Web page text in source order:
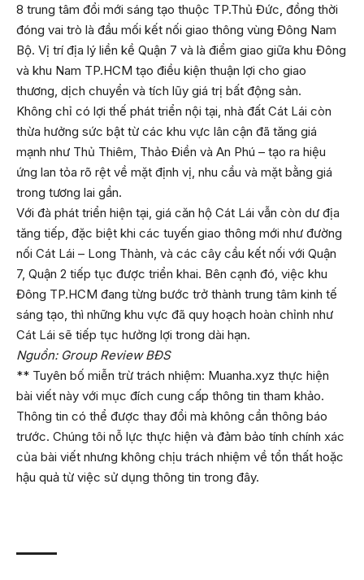
8 trung tâm đổi mới sáng tạo thuộc TP.Thủ Đức, đồng thời
đóng vai trò là đầu mối kết nối giao thông vùng Đông Nam
Bộ. Vị trí địa lý liền kề Quận 7 và là điểm giao giữa khu Đông
và khu Nam TP.HCM tạo điều kiện thuận lợi cho giao
thương, dịch chuyển và tích lũy giá trị bất động sản.
Không chỉ có lợi thế phát triển nội tại, nhà đất Cát Lái còn
thừa hưởng sức bật từ các khu vực lân cận đã tăng giá
mạnh như Thủ Thiêm, Thảo Điền và An Phú – tạo ra hiệu
ứng lan tỏa rõ rệt về mặt định vị, nhu cầu và mặt bằng giá
trong tương lai gần.
Với đà phát triển hiện tại, giá căn hộ Cát Lái vẫn còn dư địa
tăng tiếp, đặc biệt khi các tuyến giao thông mới như đường
nối Cát Lái – Long Thành, và các cây cầu kết nối với Quận
7, Quận 2 tiếp tục được triển khai. Bên cạnh đó, việc khu
Đông TP.HCM đang từng bước trở thành trung tâm kinh tế
sáng tạo, thì những khu vực đã quy hoạch hoàn chỉnh như
Cát Lái sẽ tiếp tục hưởng lợi trong dài hạn.
Nguồn: Group Review BĐS
** Tuyên bố miễn trừ trách nhiệm: Muanha.xyz thực hiện
bài viết này với mục đích cung cấp thông tin tham khảo.
Thông tin có thể được thay đổi mà không cần thông báo
trước. Chúng tôi nỗ lực thực hiện và đảm bảo tính chính xác
của bài viết nhưng không chịu trách nhiệm về tổn thất hoặc
hậu quả từ việc sử dụng thông tin trong đây.